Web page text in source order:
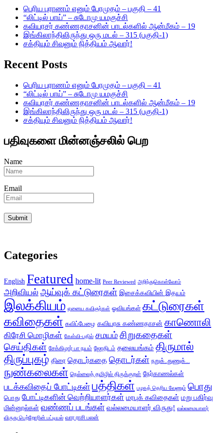
பெரிய புராணம் எனும் பேரமுதம் – பகுதி – 41
“லிட்டில் பாய்” – சுடோமு யமகுச்சி
கவியரசர் கண்ணதாசனின் பாடல்களில் ஆன்மீகம் – 19
இங்கிலாந்திலிருந்து ஒரு மடல் – 315 (பகுதி-1)
சக்தியும் சிவனும் நித்தியம் ஆவார்!
Recent Posts
பெரிய புராணம் எனும் பேரமுதம் – பகுதி – 41
“லிட்டில் பாய்” – சுடோமு யமகுச்சி
கவியரசர் கண்ணதாசனின் பாடல்களில் ஆன்மீகம் – 19
இங்கிலாந்திலிருந்து ஒரு மடல் – 315 (பகுதி-1)
சக்தியும் சிவனும் நித்தியம் ஆவார்!
பதிவுகளை மின்னஞ்சலில் பெற
Name
Email
Categories
English Featured home-lit Peer Reviewed அறிந்துகொள்வோம்
அறிவியல் ஆய்வுக் கட்டுரைகள் இசைக்கவியின் இதயம்
இலக்கியம் ஏனைய கவிஞர்கள் ஓவியங்கள் கட்டுரைகள்
கவிதைகள் கவிப்பேழை கவியரசு கண்ணதாசன் காணொலி
கிரேசி மொழிகள் கேள்வி-பதில் சமயம் சிறுகதைகள்
செய்திகள் சேக்கிழார் பா நயம் ஜோதிடம் தலையங்கம் திருமால்
திருப்புகழ் திரை தொடர்கதை தொடர்கள் நறுக்..துணுக்...
நுண்கலைகள் நெல்லைத் தமிழில் திருக்குறள் நேர்காணல்கள்
படக்கவிதைப் போட்டிகள் பத்திகள் பழகத் தெரிய வேணும் பொது
பொது போட்டிகளின் வெற்றியாளர்கள் மரபுக் கவிதைகள் மறு பகிர்வு
மின்னூல்கள் வண்ணப் படங்கள் வல்லமையாளர் விருது! வல்லமையாளர்
விருது பெற்றோரின் பட்டியல் வார ராசி பலன்